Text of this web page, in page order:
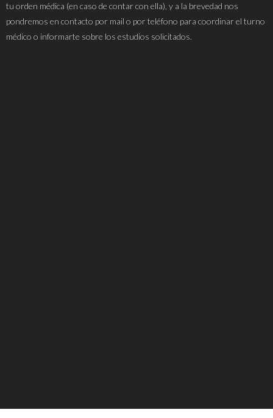
tu orden médica (en caso de contar con ella), y a la brevedad nos
pondremos en contacto por mail o por teléfono para coordinar el turno
médico o informarte sobre los estudios solicitados.